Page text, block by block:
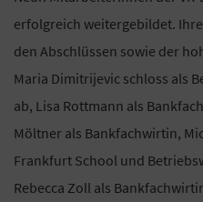
erfolgreich weitergebildet.
den Abschlüssen sowie der
Maria Dimitrijevic schloss als
ab, Lisa Rottmann als
Möltner als Bankfachwirtin,
Frankfurt School und
Rebecca Zoll als